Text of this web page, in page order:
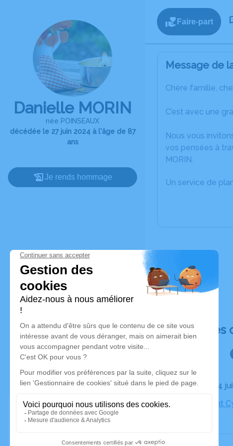
Danielle MORIN
née POINSEAUX
décédée le 27 juin 2024 à l'âge de 87
ans
Je rends hommage
Faire-part
Message de
Chère famille,
C’est avec une
Nous vous
vos pensées à
MORIN.
Un service de
Déroulé des
Le jeudi 04
Église Saint